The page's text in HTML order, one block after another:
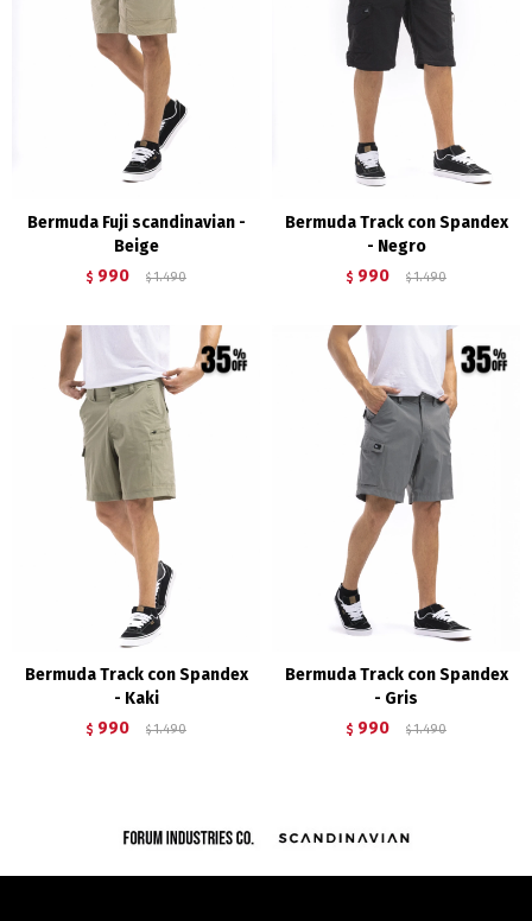
Bermuda Fuji scandinavian -
Beige
$ 990 $ 1.490
Bermuda Track con Spandex
- Negro
$ 990 $ 1.490
Bermuda Track con Spandex
- Kaki
$ 990 $ 1.490
Bermuda Track con Spandex
- Gris
$ 990 $ 1.490